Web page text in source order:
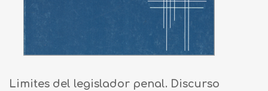
Limites del legislador penal. Discurso